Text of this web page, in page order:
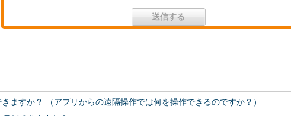
ますか？ （アプリからの遠隔操作では何を操作できるのですか？）